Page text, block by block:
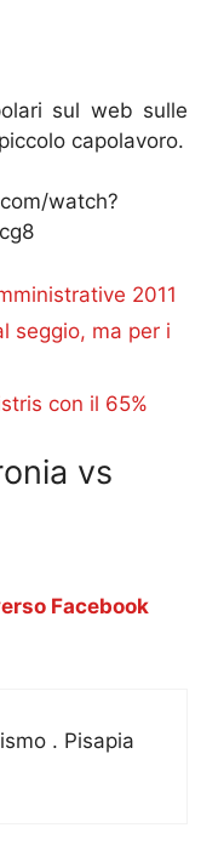
sul web sulle
capolavoro.
watch?
2011
seggio, ma per i
con il 65%
vs
Facebook
. Pisapia